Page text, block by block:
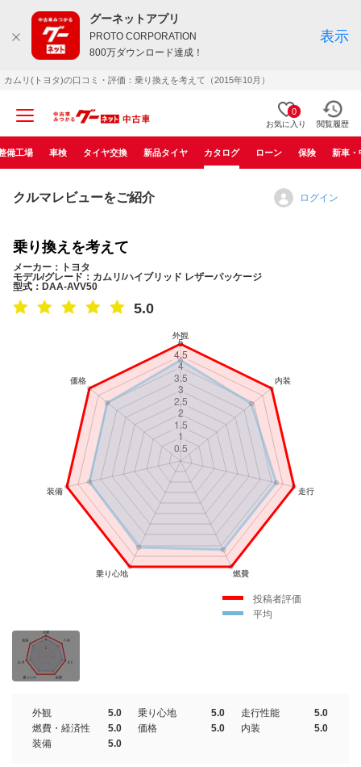
グーネットアプリ
PROTO CORPORATION
800万ダウンロード達成！
表示
カムリ(トヨタ)の口コミ・評価：乗り換えを考えて（2015年10月）
0
お気に入り 閲覧履歴
備工場 車検 タイヤ交換 新品タイヤ カタログ ローン 保険 新車・
クルマレビューをご紹介 ログイン
乗り換えを考えて
メーカー：トヨタ
モデル/グレード：カムリ/ハイブリッド レザーパッケージ
型式：DAA-AVV50
5.0
投稿者評価
平均
外観 5.0 乗り心地 5.0 走行性能
5.0
燃費・経済性
5.0 価格 5.0 内装
5.0
装備
5.0